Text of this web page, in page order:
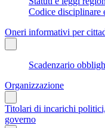
Codice disciplinare
Oneri informativi per
Scadenzario
Organizzazione
Titolari di incarichi
governo